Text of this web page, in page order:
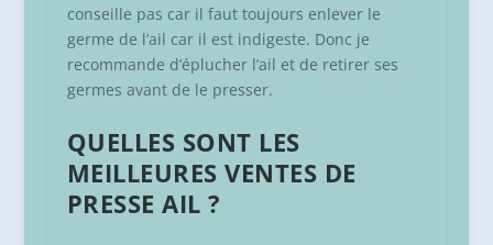
conseille pas car il faut toujours enlever le
germe de l’ail car il est indigeste. Donc je
recommande d’éplucher l’ail et de retirer ses
germes avant de le presser.
QUELLES SONT LES
MEILLEURES VENTES DE
PRESSE AIL ?